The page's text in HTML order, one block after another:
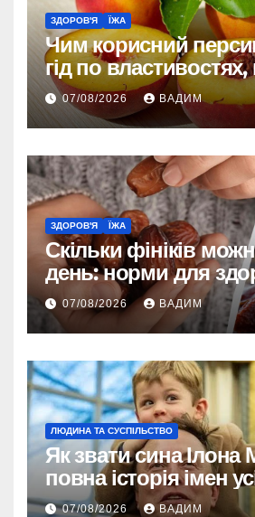
ЗДОРОВ'Я ЇЖА
Чим корисний
гід по властивостях,
впливі на організм
07/08/2026 ВАДИМ
ЗДОРОВ'Я ЇЖА
Скільки фініків
день: норми для
енергії
07/08/2026 ВАДИМ
ЛЮДИНА ТА СУСПІЛЬСТВО
Як звати сина Ілона
повна історія імен
хлопчиків мільярдера
07/08/2026 ВАДИМ